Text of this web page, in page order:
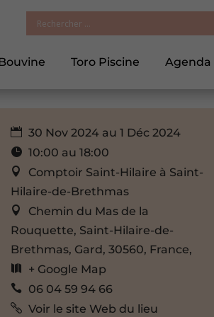
Toro Piscine Agenda
30 Nov 2024 au 1 Déc 2024
10:00 au 18:00
Comptoir Saint-Hilaire à Saint-
Hilaire-de-Brethmas
Chemin du Mas de la
Rouquette, Saint-Hilaire-de-
Brethmas, Gard, 30560, France,
+ Google Map
06 04 59 94 66
Voir le site Web du lieu